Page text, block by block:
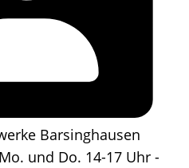
Barsinghausen
und Do. 14-17 Uhr -